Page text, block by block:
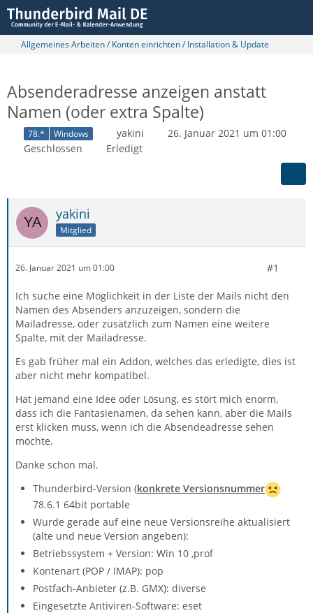
Allgemeines Arbeiten / Konten einrichten / Installation & Update
Absenderadresse anzeigen anstatt
Namen (oder extra Spalte)
78.* Windows yakini
26. Januar 2021 um 01:00
Geschlossen
Erledigt
yakini
Mitglied
26. Januar 2021 um 01:00 #1
Ich suche eine Möglichkeit in der Liste der Mails nicht den
Namen des Absenders anzuzeigen, sondern die
Mailadresse, oder zusätzlich zum Namen eine weitere
Spalte, mit der Mailadresse.
Es gab früher mal ein Addon, welches das erledigte, dies ist
aber nicht mehr kompatibel.
Hat jemand eine Idee oder Lösung, es stört mich enorm,
dass ich die Fantasienamen, da sehen kann, aber die Mails
erst klicken muss, wenn ich die Absendeadresse sehen
möchte.
Danke schon mal.
Thunderbird-Version (konkrete Versionsnummer
78.6.1 64bit portable
Wurde gerade auf eine neue Versionsreihe aktualisiert
(alte und neue Version angeben):
Betriebssystem + Version: Win 10 ,prof
Kontenart (POP / IMAP): pop
Postfach-Anbieter (z.B. GMX): diverse
Eingesetzte Antiviren-Software: eset